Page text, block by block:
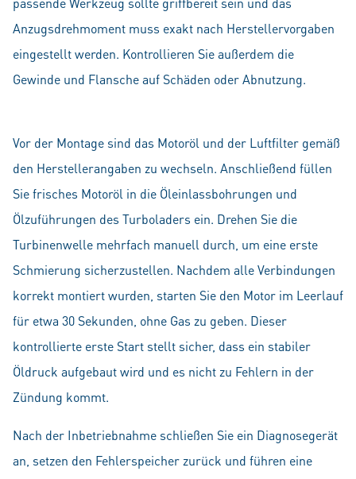
Anzugsdrehmoment muss exakt nach Herstellervorgaben
eingestellt werden. Kontrollieren Sie außerdem die
Gewinde und Flansche auf Schäden oder Abnutzung.
Vor der Montage sind das Motoröl und der Luftfilter gemäß
den Herstellerangaben zu wechseln. Anschließend füllen
Sie frisches Motoröl in die Öleinlassbohrungen und
Ölzuführungen des Turboladers ein. Drehen Sie die
Turbinenwelle mehrfach manuell durch, um eine erste
Schmierung sicherzustellen. Nachdem alle Verbindungen
korrekt montiert wurden, starten Sie den Motor im Leerlauf
für etwa 30 Sekunden, ohne Gas zu geben. Dieser
kontrollierte erste Start stellt sicher, dass ein stabiler
Öldruck aufgebaut wird und es nicht zu Fehlern in der
Zündung kommt.
Nach der Inbetriebnahme schließen Sie ein Diagnosegerät
an, setzen den Fehlerspeicher zurück und führen eine